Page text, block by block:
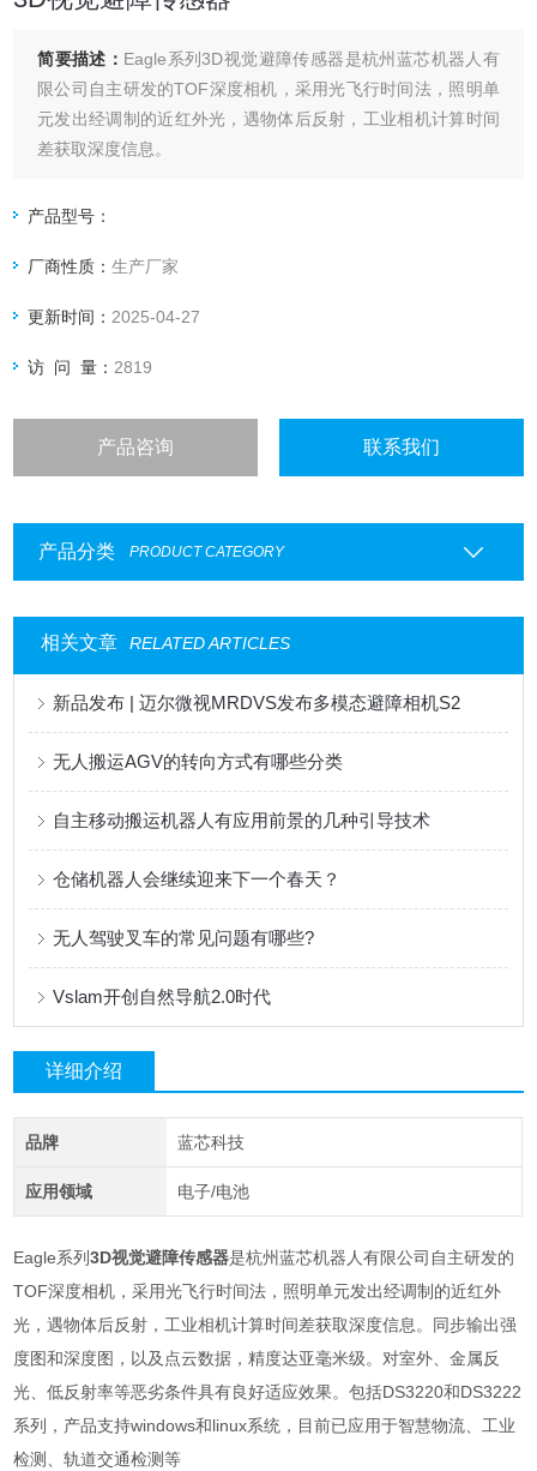
简要描述： Eagle系列3D视觉避障传感器是杭州蓝芯机器人有
限公司自主研发的TOF深度相机，采用光飞行时间法，照明单
元发出经调制的近红外光，遇物体后反射，工业相机计算时间
差获取深度信息。
产品型号：
厂商性质：生产厂家
更新时间： 2025-04-27
访 问 量： 2819
产品咨询 联系我们
产品分类 PRODUCT CATEGORY
相关文章 RELATED ARTICLES
新品发布 | 迈尔微视MRDVS发布多模态避障相机S2
无人搬运AGV的转向方式有哪些分类
自主移动搬运机器人有应用前景的几种引导技术
仓储机器人会继续迎来下一个春天？
无人驾驶叉车的常见问题有哪些?
Vslam开创自然导航2.0时代
详细介绍
品牌 蓝芯科技
应用领域 电子/电池
Eagle系列3D视觉避障传感器是杭州蓝芯机器人有限公司自主研发的
TOF深度相机，采用光飞行时间法，照明单元发出经调制的近红外
光，遇物体后反射，工业相机计算时间差获取深度信息。同步输出强
度图和深度图，以及点云数据，精度达亚毫米级。对室外、金属反
光、低反射率等恶劣条件具有良好适应效果。包括DS3220和DS3222
系列，产品支持windows和linux系统，目前已应用于智慧物流、工业
检测、轨道交通检测等